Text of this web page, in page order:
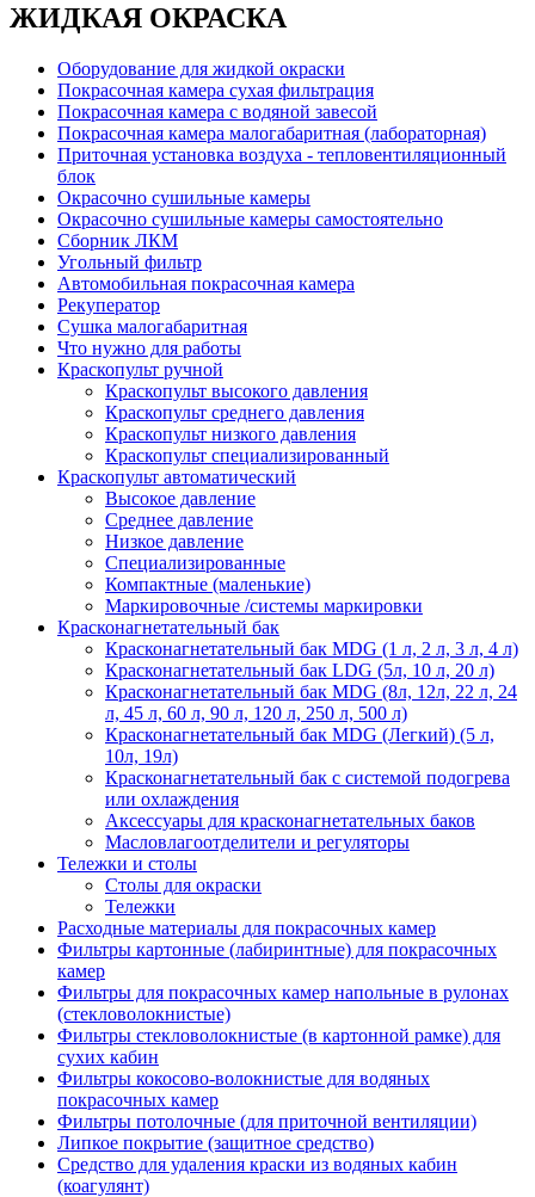
ЖИДКАЯ ОКРАСКА
Оборудование для жидкой окраски
Покрасочная камера сухая фильтрация
Покрасочная камера с водяной завесой
Покрасочная камера малогабаритная (лабораторная)
Приточная установка воздуха - тепловентиляционный
блок
Окрасочно сушильные камеры
Окрасочно сушильные камеры самостоятельно
Сборник ЛКМ
Угольный фильтр
Автомобильная покрасочная камера
Рекуператор
Сушка малогабаритная
Что нужно для работы
Краскопульт ручной
Краскопульт высокого давления
Краскопульт среднего давления
Краскопульт низкого давления
Краскопульт специализированный
Краскопульт автоматический
Высокое давление
Среднее давление
Низкое давление
Специализированные
Компактные (маленькие)
Маркировочные /системы маркировки
Красконагнетательный бак
Красконагнетательный бак MDG (1 л, 2 л, 3 л, 4 л)
Красконагнетательный бак LDG (5л, 10 л, 20 л)
Красконагнетательный бак MDG (8л, 12л, 22 л, 24
л, 45 л, 60 л, 90 л, 120 л, 250 л, 500 л)
Красконагнетательный бак MDG (Легкий) (5 л,
10л, 19л)
Красконагнетательный бак с системой подогрева
или охлаждения
Аксессуары для красконагнетательных баков
Масловлагоотделители и регуляторы
Тележки и столы
Столы для окраски
Тележки
Расходные материалы для покрасочных камер
Фильтры картонные (лабиринтные) для покрасочных
камер
Фильтры для покрасочных камер напольные в рулонах
(стекловолокнистые)
Фильтры стекловолокнистые (в картонной рамке) для
сухих кабин
Фильтры кокосово-волокнистые для водяных
покрасочных камер
Фильтры потолочные (для приточной вентиляции)
Липкое покрытие (защитное средство)
Средство для удаления краски из водяных кабин
(коагулянт)